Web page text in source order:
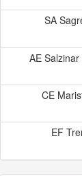
SA
AE Salzinar
CE
EF